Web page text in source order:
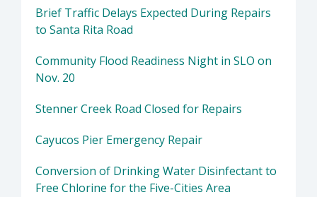
Brief Traffic Delays Expected During Repairs
to Santa Rita Road
Community Flood Readiness Night in SLO on
Nov. 20
Stenner Creek Road Closed for Repairs
Cayucos Pier Emergency Repair
Conversion of Drinking Water Disinfectant to
Free Chlorine for the Five-Cities Area